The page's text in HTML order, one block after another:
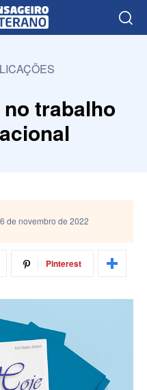
trabalho
de novembro de 2022
Pinterest